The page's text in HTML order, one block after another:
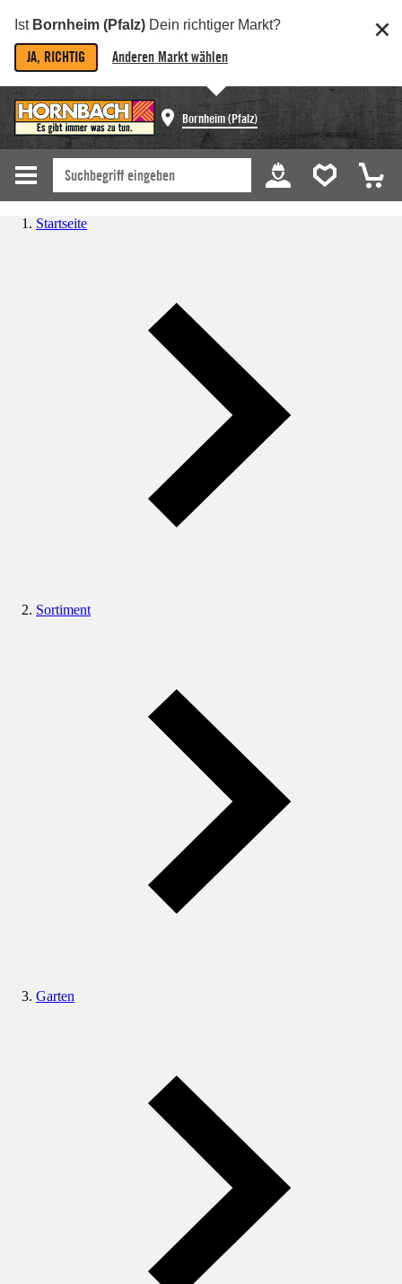
Ist Bornheim (Pfalz) Dein richtiger Markt?
JA, RICHTIG Anderen Markt wählen
Bornheim (Pfalz)
Startseite
Sortiment
Garten